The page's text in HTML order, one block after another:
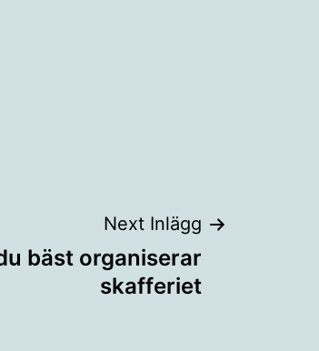
Next Inlägg
bäst organiserar
skafferiet